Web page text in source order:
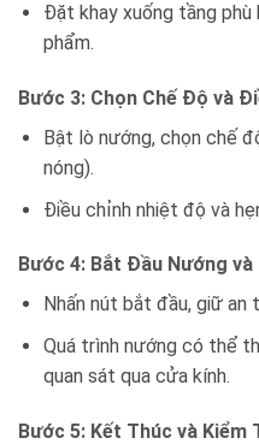
Đặt khay xuống tầng
phẩm.
Bước 3: Chọn Chế Độ và
Bật lò nướng, chọn chế
nóng).
Điều chỉnh nhiệt độ và
Bước 4: Bắt Đầu Nướng
Nhấn nút bắt đầu, giữ
Quá trình nướng có thể
quan sát qua cửa kính.
Bước 5: Kết Thúc và Kiểm